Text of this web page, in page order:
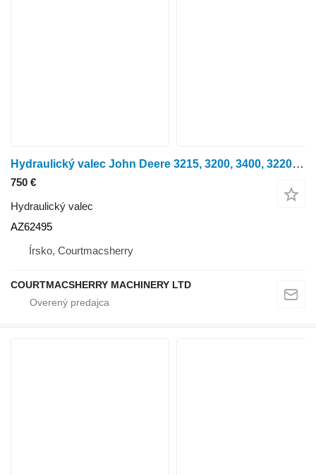
Hydraulický valec John Deere 3215, 3200, 3400, 3220, 3200 Front Axle Steering Cylinder Az6249 AZ62495 na poľnohospodárskeho nakladača
750 €
Hydraulický valec
AZ62495
Írsko, Courtmacsherry
COURTMACSHERRY MACHINERY LTD